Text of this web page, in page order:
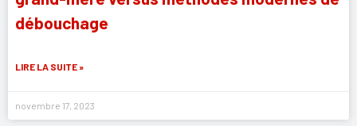
débouchage
LIRE LA SUITE »
novembre 17, 2023